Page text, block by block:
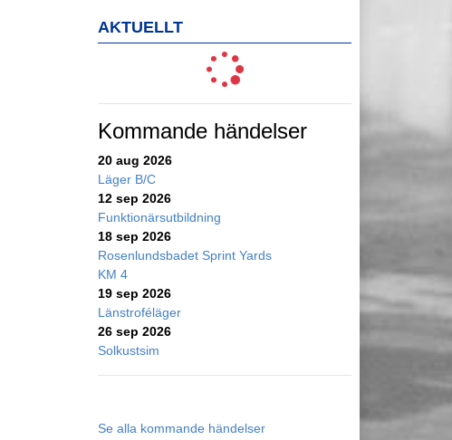
AKTUELLT
Kommande händelser
20 aug 2026
Läger B/C
12 sep 2026
Funktionärsutbildning
18 sep 2026
Rosenlundsbadet Sprint Yards
KM 4
19 sep 2026
Länstroféläger
26 sep 2026
Solkustsim
Se alla kommande händelser